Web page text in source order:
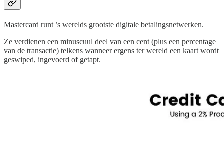
Mastercard runt ’s werelds grootste digitale betalingsnetwerken.
Ze verdienen een minuscuul deel van een cent (plus een percentage
van de transactie) telkens wanneer ergens ter wereld een kaart wordt
geswiped, ingevoerd of getapt.